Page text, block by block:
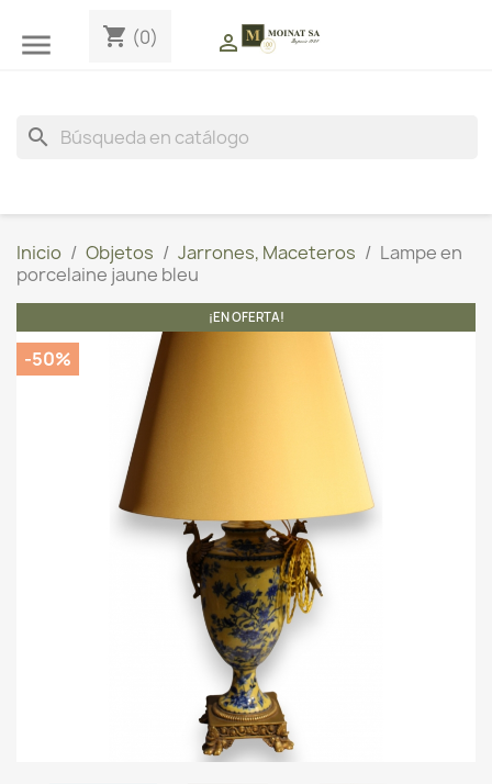
 shopping_cart (0) 
search
Inicio Objetos Jarrones, Maceteros
Lampe en
porcelaine jaune bleu
¡EN OFERTA!
-50%